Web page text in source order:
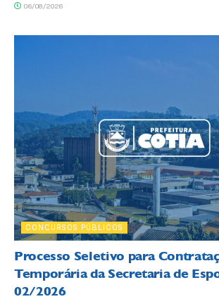
06/08/2026
CONCURSOS PÚBLICOS
Processo Seletivo para
Temporária da Secretaria de
02/2026